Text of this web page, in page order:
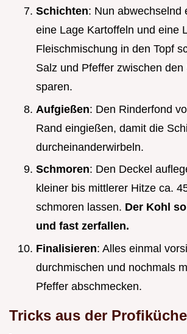
Schichten: Nun abwechselnd
eine Lage Kartoffeln und eine
Fleischmischung in den Topf
Salz und Pfeffer zwischen
sparen.
Aufgießen: Den Rinderfond
Rand eingießen, damit die
durcheinanderwirbeln.
Schmoren: Den Deckel
kleiner bis mittlerer Hitze ca.
schmoren lassen. Der Kohl
und fast zerfallen.
Finalisieren: Alles einmal
durchmischen und nochmals
Pfeffer abschmecken.
Tricks aus der Profiküche